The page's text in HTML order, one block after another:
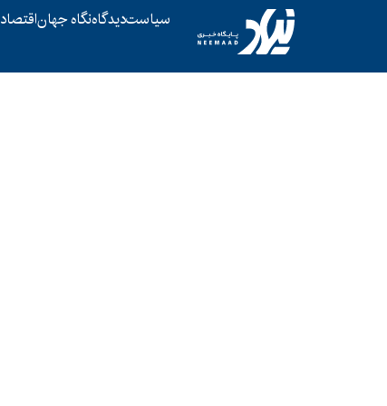
سیاستدیدگاهنگاه جهاناقتصاد